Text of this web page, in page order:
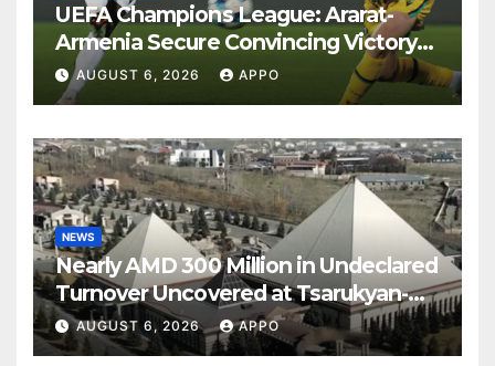
UEFA Champions League: Ararat-
Armenia Secure Convincing Victory
Over Shamrock Rovers 2-0
AUGUST 6, 2026 APPO
NEWS
Nearly AMD 300 Million in Undeclared
Turnover Uncovered at Tsarukyan-
Owned Entertainment Center
AUGUST 6, 2026 APPO